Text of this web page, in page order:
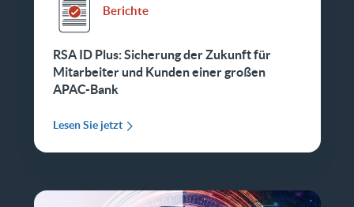
Berichte
RSA ID Plus: Sicherung der Zukunft für
Mitarbeiter und Kunden einer großen
APAC-Bank
Lesen Sie jetzt